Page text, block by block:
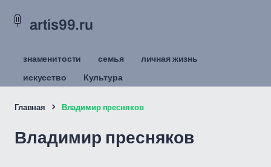
artis99.ru
знаменитости семья
личная жизнь
искусство
Культура
Главная Владимир пресняков
Владимир пресняков